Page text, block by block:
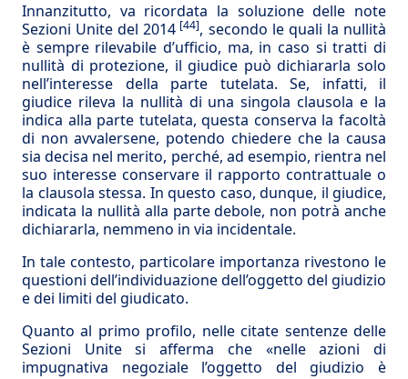
Innanzitutto, va ricordata la soluzione delle note
Sezioni Unite del 2014 [44], secondo le quali la nullità
è sempre rilevabile d’ufficio, ma, in caso si tratti di
nullità di protezione, il giudice può dichiararla solo
nell’interesse della parte tutelata. Se, infatti, il
giudice rileva la nullità di una singola clausola e la
indica alla parte tutelata, questa conserva la facoltà
di non avvalersene, potendo chiedere che la causa
sia decisa nel merito, perché, ad esempio, rientra nel
suo interesse conservare il rapporto contrattuale o
la clausola stessa. In questo caso, dunque, il giudice,
indicata la nullità alla parte debole, non potrà anche
dichiararla, nemmeno in via incidentale.
In tale contesto, particolare importanza rivestono le
questioni dell’individuazione dell’oggetto del giudizio
e dei limiti del giudicato.
Quanto al primo profilo, nelle citate sentenze delle
Sezioni Unite si afferma che «nelle azioni di
impugnativa negoziale l’oggetto del giudizio è